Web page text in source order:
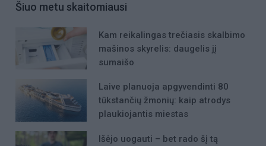
Šiuo metu skaitomiausi
Kam reikalingas trečiasis skalbimo
mašinos skyrelis: daugelis jį
sumaišo
Laive planuoja apgyvendinti 80
tūkstančių žmonių: kaip atrodys
plaukiojantis miestas
Išėjo uogauti – bet rado šį tą